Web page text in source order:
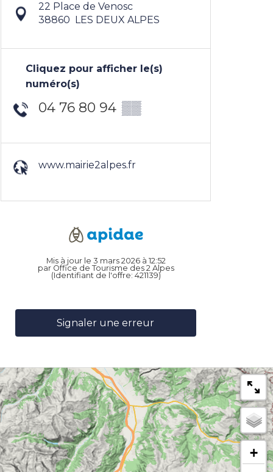
22 Place de Venosc
38860 LES DEUX ALPES
Cliquez pour afficher le(s)
numéro(s)
04 76 80 94 ▒▒
www.mairie2alpes.fr
Mis à jour le 3 mars 2026 à 12:52
par Office de Tourisme des 2 Alpes
(Identifiant de l'offre: 421139)
Signaler une erreur
+